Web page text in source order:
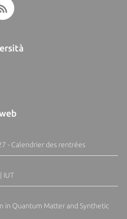
- Calendrier des rentrées
IUT
in Quantum Matter and Synthetic